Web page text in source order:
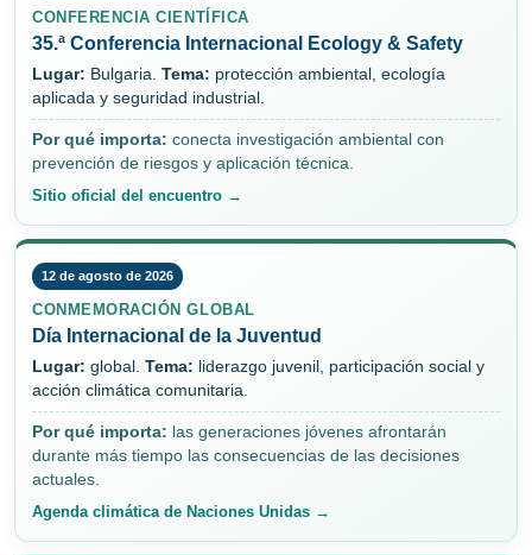
CONFERENCIA CIENTÍFICA
35.ª Conferencia Internacional Ecology & Safety
Lugar: Bulgaria. Tema: protección ambiental, ecología
aplicada y seguridad industrial.
Por qué importa: conecta investigación ambiental con
prevención de riesgos y aplicación técnica.
Sitio oficial del encuentro →
12 de agosto de 2026
CONMEMORACIÓN GLOBAL
Día Internacional de la Juventud
Lugar: global. Tema: liderazgo juvenil, participación social y
acción climática comunitaria.
Por qué importa: las generaciones jóvenes afrontarán
durante más tiempo las consecuencias de las decisiones
actuales.
Agenda climática de Naciones Unidas →